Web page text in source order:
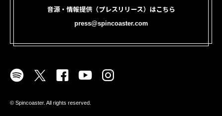
音源・情報提供（プレスリリース）はこちら
press@spincoaster.com
©︎ Spincoaster. All rights reserved.